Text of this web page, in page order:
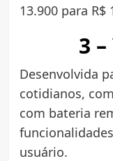
13.900 para R$
3
Desenvolvida
cotidianos,
com bateria
usuário.